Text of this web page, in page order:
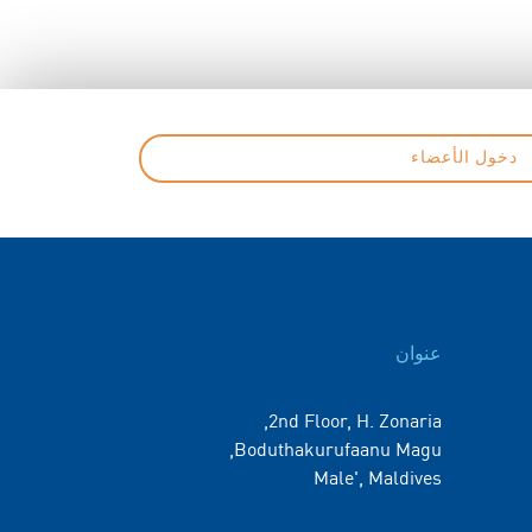
دخول الأعضاء
عنوان
2nd Floor, H. Zonaria,
Boduthakurufaanu Magu,
Male', Maldives